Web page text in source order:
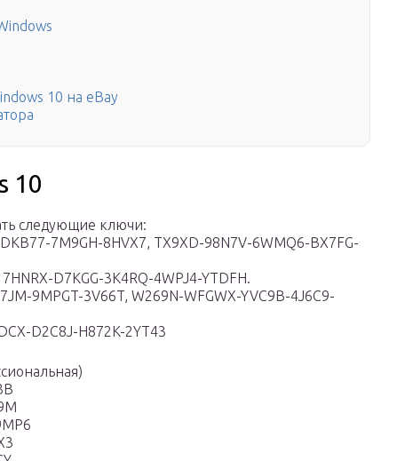
10 на eBay
10
следующие ключи:
7M9GH-8HVX7, TX9XD-98N7V-6WMQ6-BX7FG-
D7KGG-3K4RQ-4WPJ4-YTDFH.
9MPGT-3V66T, W269N-WFGWX-YVC9B-4J6C9-
D2C8J-H872K-2YT43